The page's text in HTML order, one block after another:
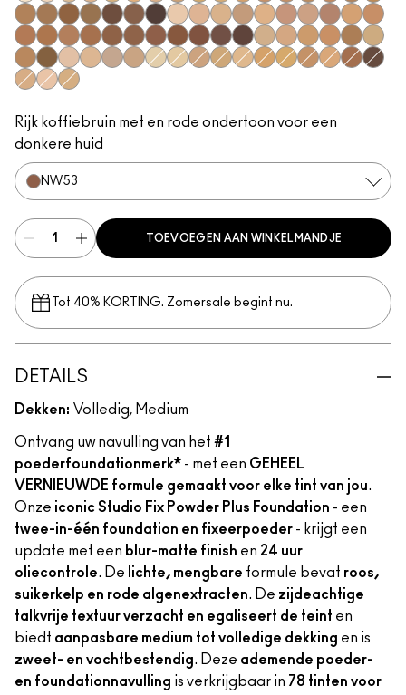
NC5​NC10​NC15​NC16​NC17​NC25​NC27​NC30​NC37​NC38​NC40​NC43.5​
NC44​NC44.5​
NC45​NC45.5​
NC46​
NC47​NC50​NC55​NC58​NC60​NC63​NC65​NW5​NW10​NW13​NW18​NW20​NW25​NW30​
NW33​NW35​
NW40​
NW43​NW44​NW45​NW46​NW48​NW50​NW53​NW55​NW57​NW58​NW65​
C3.5​C4.5​C5​C5.5​
C8​C40​
C45​C55​N4​N5​
Rijk koffiebruin met en rode ondertoon voor een
donkere huid
NW53​
TOEVOEGEN AAN WINKELMANDJE
Tot 40% KORTING. Zomersale begint nu.
DETAILS
Dekken: Volledig, Medium
Ontvang uw navulling van het #1
poederfoundationmerk* - met een GEHEEL
VERNIEUWDE formule gemaakt voor elke tint van jou.
Onze iconic Studio Fix Powder Plus Foundation - een
twee-in-één foundation en fixeerpoeder - krijgt een
update met een blur-matte finish en 24 uur
oliecontrole. De lichte, mengbare formule bevat roos,
suikerkelp en rode algenextracten. De zijdeachtige
talkvrije textuur verzacht en egaliseert de teint en
biedt aanpasbare medium tot volledige dekking en is
zweet- en vochtbestendig. Deze ademende poeder-
en foundationnavulling is verkrijgbaar in 78 tinten voor